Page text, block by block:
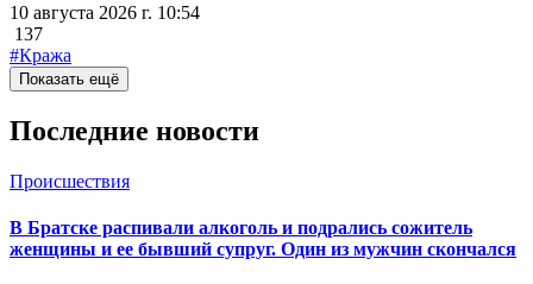
10 августа 2026 г. 10:54
137
#Кража
Показать ещё
Последние новости
Происшествия
В Братске распивали алкоголь и подрались сожитель
женщины и ее бывший супруг. Один из мужчин скончался